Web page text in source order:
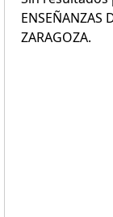
ENSEÑANZAS
ZARAGOZA.